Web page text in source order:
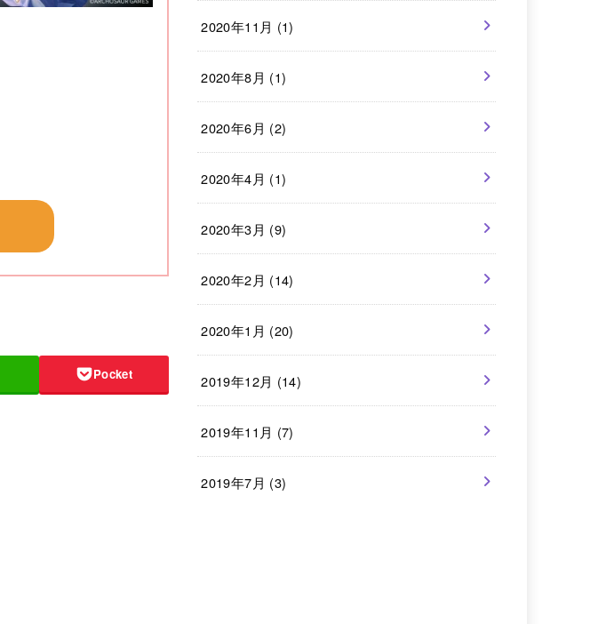
Pocket
2020年11月 (1)
2020年8月 (1)
2020年6月 (2)
2020年4月 (1)
2020年3月 (9)
2020年2月 (14)
2020年1月 (20)
2019年12月 (14)
2019年11月 (7)
2019年7月 (3)